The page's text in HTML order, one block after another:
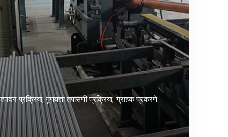
प्रक्रिया, गुणवत्ता तपासणी प्रक्रिया, ग्राहक प्रकरणे